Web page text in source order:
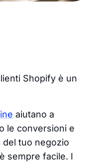
Shopify è un
aiutano a
le conversioni e
del tuo negozio
sempre facile. I